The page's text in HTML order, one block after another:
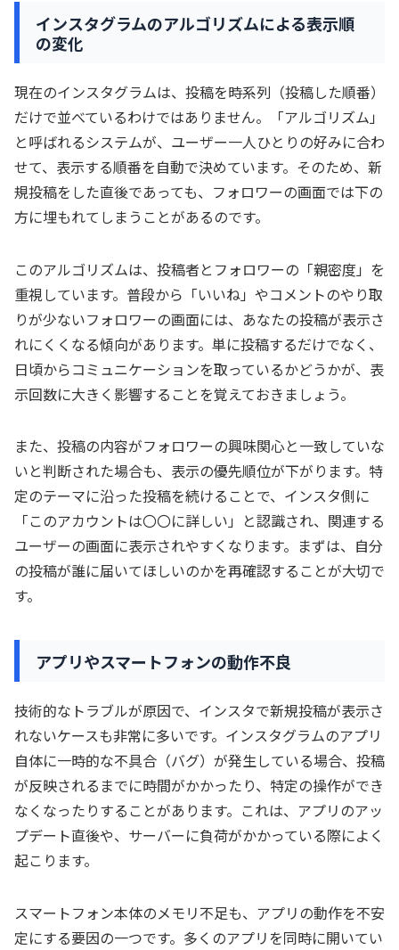
インスタグラムのアルゴリズムによる表示順
の変化
現在のインスタグラムは、投稿を時系列（投稿した順番）
だけで並べているわけではありません。「アルゴリズム」
と呼ばれるシステムが、ユーザー一人ひとりの好みに合わ
せて、表示する順番を自動で決めています。そのため、新
規投稿をした直後であっても、フォロワーの画面では下の
方に埋もれてしまうことがあるのです。
このアルゴリズムは、投稿者とフォロワーの「親密度」を
重視しています。普段から「いいね」やコメントのやり取
りが少ないフォロワーの画面には、あなたの投稿が表示さ
れにくくなる傾向があります。単に投稿するだけでなく、
日頃からコミュニケーションを取っているかどうかが、表
示回数に大きく影響することを覚えておきましょう。
また、投稿の内容がフォロワーの興味関心と一致していな
いと判断された場合も、表示の優先順位が下がります。特
定のテーマに沿った投稿を続けることで、インスタ側に
「このアカウントは〇〇に詳しい」と認識され、関連する
ユーザーの画面に表示されやすくなります。まずは、自分
の投稿が誰に届いてほしいのかを再確認することが大切で
す。
アプリやスマートフォンの動作不良
技術的なトラブルが原因で、インスタで新規投稿が表示さ
れないケースも非常に多いです。インスタグラムのアプリ
自体に一時的な不具合（バグ）が発生している場合、投稿
が反映されるまでに時間がかかったり、特定の操作ができ
なくなったりすることがあります。これは、アプリのアッ
プデート直後や、サーバーに負荷がかかっている際によく
起こります。
スマートフォン本体のメモリ不足も、アプリの動作を不安
定にする要因の一つです。多くのアプリを同時に開いてい